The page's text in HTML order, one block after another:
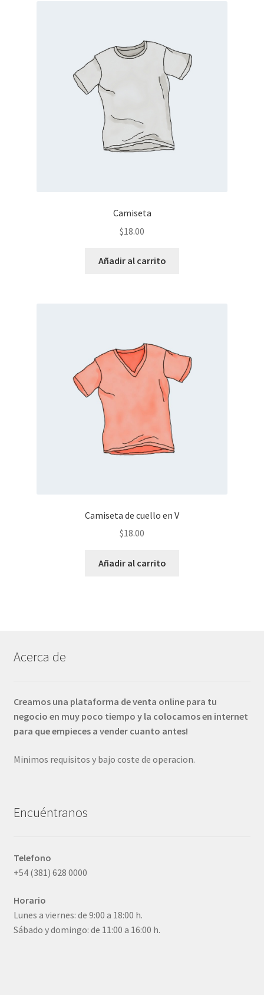
Camiseta
$18.00
Añadir al carrito
Camiseta de cuello en V
$18.00
Añadir al carrito
Acerca de
Creamos una plataforma de venta online para tu
negocio en muy poco tiempo y la colocamos en internet
para que empieces a vender cuanto antes!
Minimos requisitos y bajo coste de operacion.
Encuéntranos
Telefono
+54 (381) 628 0000
Horario
Lunes a viernes: de 9:00 a 18:00 h.
Sábado y domingo: de 11:00 a 16:00 h.